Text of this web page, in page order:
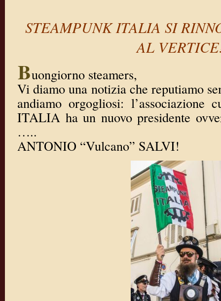
STEAMPUNK ITALIA SI
AL
Buongiorno steamers,
Vi diamo una notizia che reputiamo
andiamo orgogliosi: l’associazione
ITALIA ha un nuovo presidente
…..
ANTONIO “Vulcano” SALVI!